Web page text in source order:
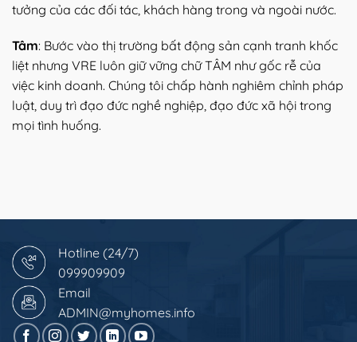
tưởng của các đối tác, khách hàng trong và ngoài nước.
Tâm: Bước vào thị trường bất động sản cạnh tranh khốc
liệt nhưng VRE luôn giữ vững chữ TÂM như gốc rễ của
việc kinh doanh. Chúng tôi chấp hành nghiêm chỉnh pháp
luật, duy trì đạo đức nghề nghiệp, đạo đức xã hội trong
mọi tình huống.
Hotline (24/7)
099909909
Email
ADMIN@myhomes.info